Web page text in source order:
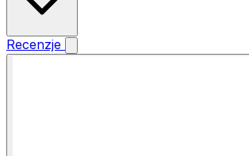
Recenzje